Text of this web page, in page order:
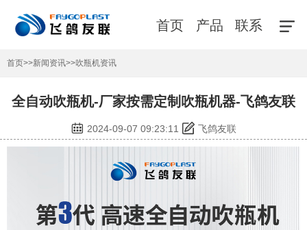
首页 产品 联系
首页>>新闻资讯>>吹瓶机资讯
全自动吹瓶机-厂家按需定制吹瓶机器-飞鸽友联
2024-09-07 09:23:11 飞鸽友联